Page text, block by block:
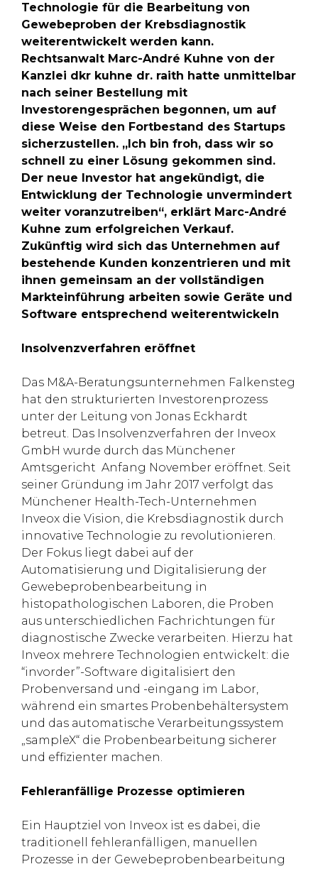
Technologie für die Bearbeitung von
Gewebeproben der Krebsdiagnostik
weiterentwickelt werden kann.
Rechtsanwalt Marc-André Kuhne von der
Kanzlei dkr kuhne dr. raith hatte unmittelbar
nach seiner Bestellung mit
Investorengesprächen begonnen, um auf
diese Weise den Fortbestand des Startups
sicherzustellen. „Ich bin froh, dass wir so
schnell zu einer Lösung gekommen sind.
Der neue Investor hat angekündigt, die
Entwicklung der Technologie unvermindert
weiter voranzutreiben“, erklärt Marc-André
Kuhne zum erfolgreichen Verkauf.
Zukünftig wird sich das Unternehmen auf
bestehende Kunden konzentrieren und mit
ihnen gemeinsam an der vollständigen
Markteinführung arbeiten sowie Geräte und
Software entsprechend weiterentwickeln
Insolvenzverfahren eröffnet
Das M&A-Beratungsunternehmen Falkensteg
hat den strukturierten Investorenprozess
unter der Leitung von Jonas Eckhardt
betreut. Das Insolvenzverfahren der Inveox
GmbH wurde durch das Münchener
Amtsgericht Anfang November eröffnet. Seit
seiner Gründung im Jahr 2017 verfolgt das
Münchener Health-Tech-Unternehmen
Inveox die Vision, die Krebsdiagnostik durch
innovative Technologie zu revolutionieren.
Der Fokus liegt dabei auf der
Automatisierung und Digitalisierung der
Gewebeprobenbearbeitung in
histopathologischen Laboren, die Proben
aus unterschiedlichen Fachrichtungen für
diagnostische Zwecke verarbeiten. Hierzu hat
Inveox mehrere Technologien entwickelt: die
“invorder”-Software digitalisiert den
Probenversand und -eingang im Labor,
während ein smartes Probenbehältersystem
und das automatische Verarbeitungssystem
„sampleX“ die Probenbearbeitung sicherer
und effizienter machen.
Fehleranfällige Prozesse optimieren
Ein Hauptziel von Inveox ist es dabei, die
traditionell fehleranfälligen, manuellen
Prozesse in der Gewebeprobenbearbeitung